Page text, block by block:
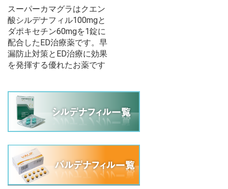
スーパーカマグラはクエン
酸シルデナフィル100mgと
ダポキセチン60mgを1錠に
配合したED治療薬です。早
漏防止対策とED治療に効果
を発揮する優れたお薬です